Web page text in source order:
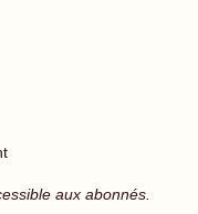
aux abonnés.